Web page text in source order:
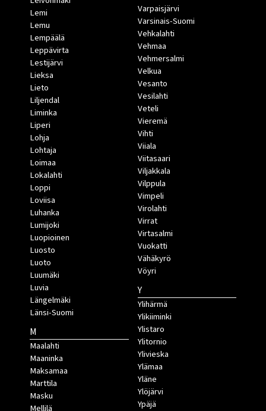
Lemi
Lemu
Lempäälä
Leppävirta
Lestijärvi
Lieksa
Lieto
Liljendal
Liminka
Liperi
Lohja
Lohtaja
Loimaa
Lokalahti
Loppi
Loviisa
Luhanka
Lumijoki
Luopioinen
Luosto
Luoto
Luumäki
Luvia
Längelmäki
Länsi-Suomi
M
Maalahti
Maaninka
Maksamaa
Marttila
Masku
Mellilä
Varpaisjärvi
Varsinais-Suomi
Vehkalahti
Vehmaa
Vehmersalmi
Velkua
Vesanto
Vesilahti
Veteli
Vieremä
Vihti
Viiala
Viitasaari
Viljakkala
Vilppula
Vimpeli
Virolahti
Virrat
Virtasalmi
Vuokatti
Vähäkyrö
Vöyri
Y
Ylihärmä
Ylikiiminki
Ylistaro
Ylitornio
Ylivieska
Ylämaa
Yläne
Ylöjärvi
Ypäjä